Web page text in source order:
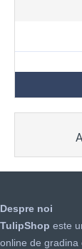
Despre noi
TulipShop este
online de gradina